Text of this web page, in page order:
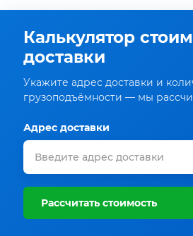
Калькулятор
доставки
Укажите адрес доставки и
грузоподъёмности — мы
Адрес доставки
Рассчитать стоимость